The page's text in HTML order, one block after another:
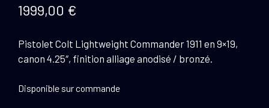
1999,00 €
Pistolet Colt Lightweight Commander 1911 en 9×19,
canon 4.25″, finition alliage anodisé / bronzé.
Disponible sur commande